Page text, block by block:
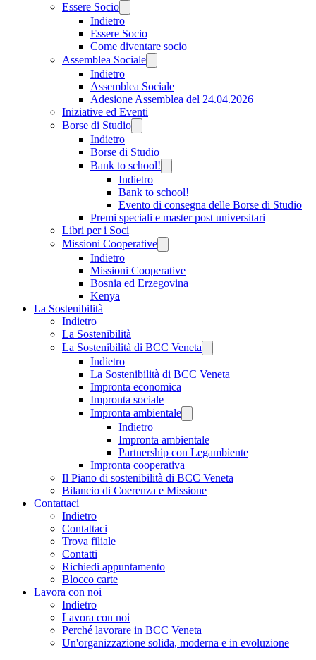
Essere Socio
Indietro
Essere Socio
Come diventare socio
Assemblea Sociale
Indietro
Assemblea Sociale
Adesione Assemblea del 24.04.2026
Iniziative ed Eventi
Borse di Studio
Indietro
Borse di Studio
Bank to school!
Indietro
Bank to school!
Evento di consegna delle Borse di Studio
Premi speciali e master post universitari
Libri per i Soci
Missioni Cooperative
Indietro
Missioni Cooperative
Bosnia ed Erzegovina
Kenya
La Sostenibilità
Indietro
La Sostenibilità
La Sostenibilità di BCC Veneta
Indietro
La Sostenibilità di BCC Veneta
Impronta economica
Impronta sociale
Impronta ambientale
Indietro
Impronta ambientale
Partnership con Legambiente
Impronta cooperativa
Il Piano di sostenibilità di BCC Veneta
Bilancio di Coerenza e Missione
Contattaci
Indietro
Contattaci
Trova filiale
Contatti
Richiedi appuntamento
Blocco carte
Lavora con noi
Indietro
Lavora con noi
Perché lavorare in BCC Veneta
Un'organizzazione solida, moderna e in evoluzione